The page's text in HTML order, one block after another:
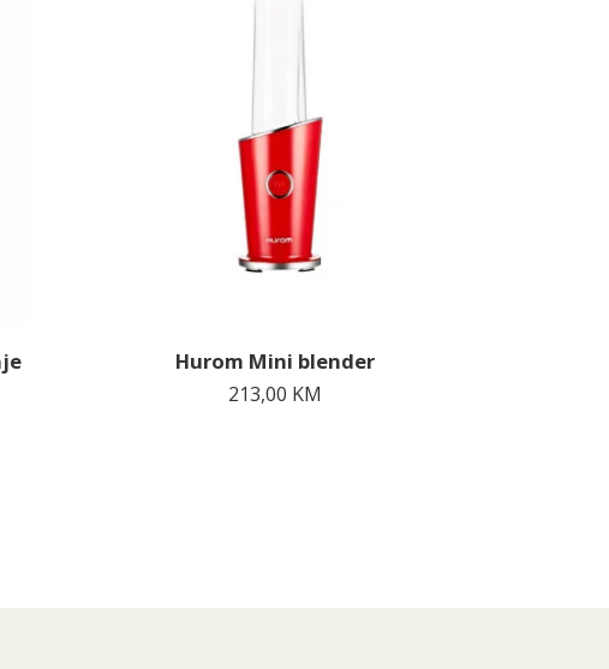
Hurom Mini blender
213,00 KM